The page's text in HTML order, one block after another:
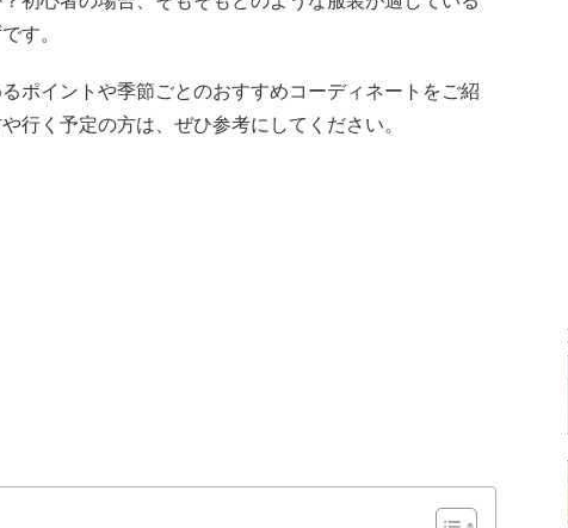
す。
ポイントや季節ごとのおすすめコーディネートをご紹
行く予定の方は、ぜひ参考にしてください。